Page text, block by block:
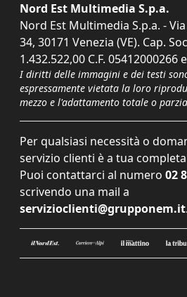
Nord Est Multimedia S.p.a.
Nord Est Multimedia S.p.a. -
34, 30171 Venezia (VE). Cap.
1.432.522,00 C.F. 05412000266
I diritti delle immagini e dei testi
espressamente vietata la loro
mezzo e l'adattamento totale o
Per qualsiasi necessità o
servizio clienti è a tua
Puoi contattarci al numero 02
scrivendo una mail a
servizioclienti@grupponem.it.